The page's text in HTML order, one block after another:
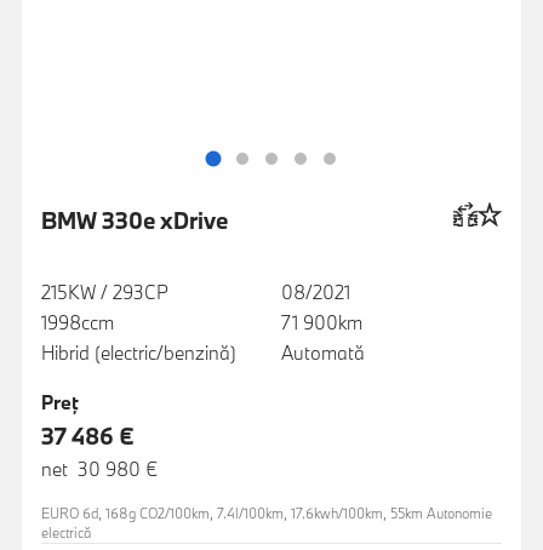
BMW 330e xDrive
215KW / 293CP
1998ccm
Hibrid (electric/benzină)
08/2021
71 900km
Automată
Preţ
37 486 €
net 30 980 €
EURO 6d, 168g CO2/100km, 7.4l/100km, 17.6kwh/100km, 55km Autonomie
electrică